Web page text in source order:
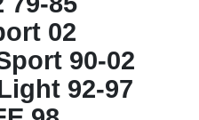
02
90-02
92-97